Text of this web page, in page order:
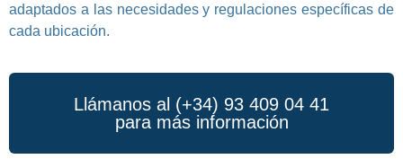
adaptados a las necesidades y regulaciones específicas de
cada ubicación.
Llámanos al (+34) 93 409 04 41
para más información